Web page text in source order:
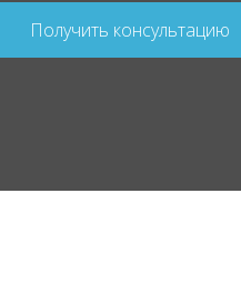
Получить консультацию